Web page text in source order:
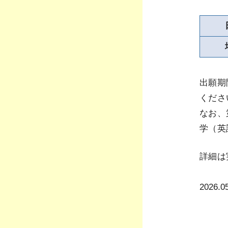
出願
くだ
なお
学（
詳細